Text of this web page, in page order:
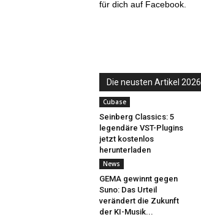
für dich auf Facebook.
Die neusten Artikel 2026
Cubase
Seinberg Classics: 5
legendäre VST-Plugins
jetzt kostenlos
herunterladen
News
GEMA gewinnt gegen
Suno: Das Urteil
verändert die Zukunft
der KI-Musik...